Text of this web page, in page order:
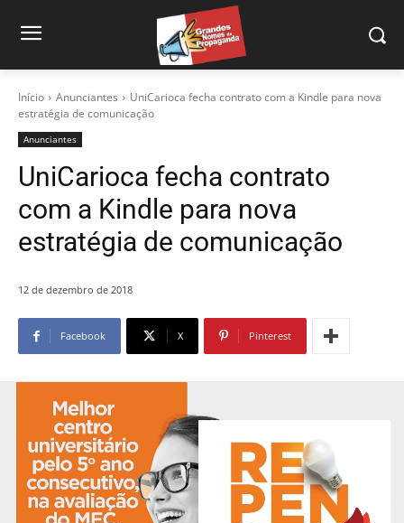
Início Anunciantes
UniCarioca fecha contrato com a Kindle para nova
estratégia de comunicação
Anunciantes
UniCarioca fecha contrato
com a Kindle para nova
estratégia de comunicação
12 de dezembro de 2018
Facebook X Pinterest